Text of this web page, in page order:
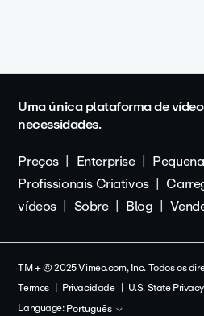
Uma única plataforma de
necessidades.
Preços
Enterprise
Profissionais Criativos
vídeos
Sobre Blog
TM + © 2025 Vimeo.com, Inc. Todos os
Termos
Privacidade U.S. State Privacy
Language:Português